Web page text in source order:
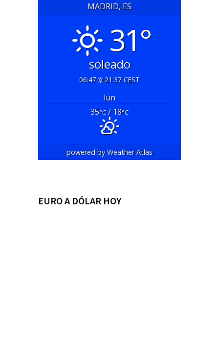
MADRID, ES
31°
soleado
06:47 21:37 CEST
lun
35°C/ 18°C
powered byWeather Atlas
EURO A DÓLAR HOY